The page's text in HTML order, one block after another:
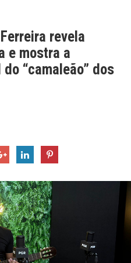
revela
e mostra a
“camaleão” dos